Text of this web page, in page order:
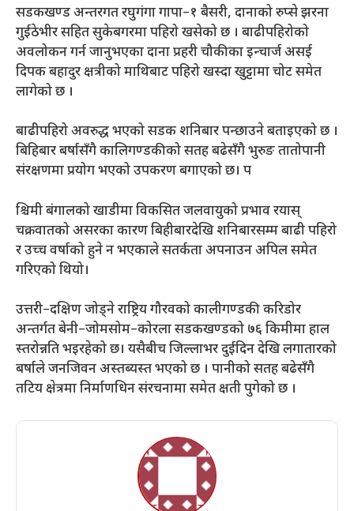
सडकखण्ड अन्तरगत रघुगंगा गापा–१ बैसरी, दानाको रुप्से झरना
गुईठेभीर सहित सुकेबगरमा पहिरो खसेको छ । बाढीपहिरोको
अवलोकन गर्न जानुभएका दाना प्रहरी चौकीका इन्चार्ज असई
दिपक बहादुर क्षत्रीको माथिबाट पहिरो खस्दा खुट्टामा चोट समेत
लागेको छ ।
बाढीपहिरो अवरुद्ध भएको सडक शनिबार पन्छाउने बताइएको छ ।
बिहिबार बर्षासँगै कालिगण्डकीको सतह बढेसँगै भुरुङ तातोपानी
संरक्षणमा प्रयोग भएको उपकरण बगाएको छ। प
श्चिमी बंगालको खाडीमा विकसित जलवायुको प्रभाव रयास्
चक्रवातको असरका कारण बिहीबारदेखि शनिबारसम्म बाढी पहिरो
र उच्च वर्षाको हुने न भएकाले सतर्कता अपनाउन अपिल समेत
गरिएको थियो।
उत्तरी–दक्षिण जोड्ने राष्ट्रिय गौरवको कालीगण्डकी करिडोर
अन्तर्गत बेनी–जोमसोम–कोरला सडकखण्डको ७६ किमीमा हाल
स्तरोन्नति भइरहेको छ। यसैबीच जिल्लाभर दुईदिन देखि लगातारको
बर्षाले जनजिवन अस्तब्यस्त भएको छ । पानीको सतह बढेसँगै
तटिय क्षेत्रमा निर्माणधिन संरचनामा समेत क्षती पुगेको छ ।